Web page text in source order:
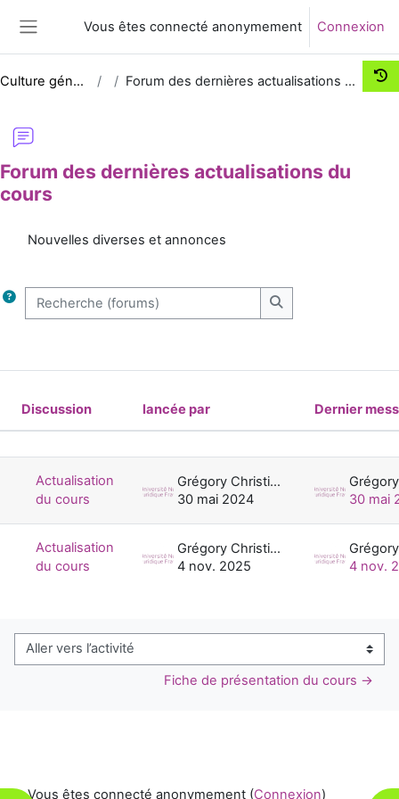
Vous êtes connecté anonymement Connexion
Culture générale Forum des dernières actualisations du cours
Forum des dernières actualisations du
cours
Nouvelles diverses et annonces
Recherche (forums)
Recherche (forums)
Statut
Discussion lancée par Dernier
Actualisation
du cours
Grégory Christien
30 mai 2024
30 mai
Actualisation
du cours
Grégory Christien
4 nov. 2025
4 nov.
Aller vers l’activité
Fiche de présentation du cours →
Vous êtes connecté anonymement (Connexion)